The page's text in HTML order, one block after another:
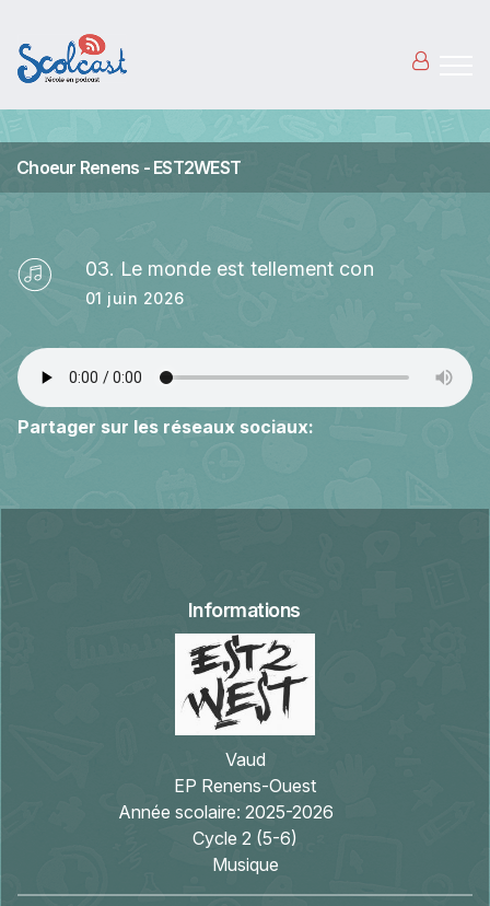
Choeur Renens - EST2WEST
03. Le monde est tellement con
01 juin 2026
Partager sur les réseaux sociaux:
Informations
Vaud
EP Renens-Ouest
Année scolaire: 2025-2026
Cycle 2 (5-6)
Musique